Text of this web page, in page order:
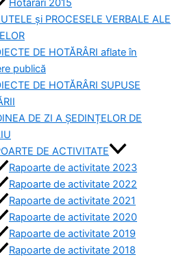
și PROCESELE VERBALE ALE
DE HOTĂRÂRI aflate în
publică
DE HOTĂRÂRI SUPUSE
DE ZI A ȘEDINȚELOR DE
DE ACTIVITATE
Rapoarte de activitate 2023
Rapoarte de activitate 2022
Rapoarte de activitate 2021
Rapoarte de activitate 2020
Rapoarte de activitate 2019
Rapoarte de activitate 2018